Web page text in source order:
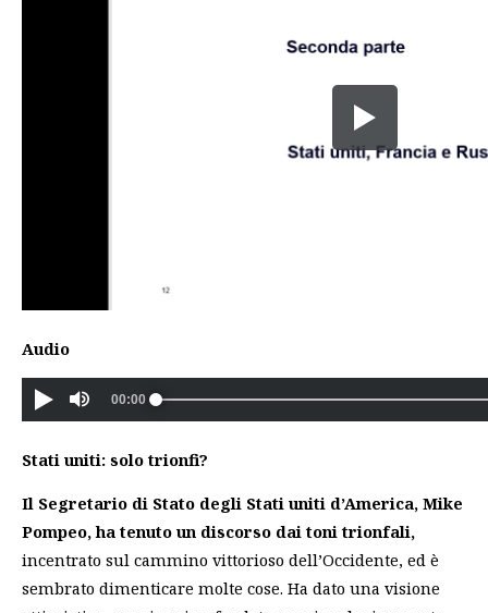
Audio
Stati uniti: solo trionfi?
Il Segretario di Stato degli Stati uniti d’America, Mike
Pompeo, ha tenuto un discorso dai toni trionfali,
incentrato sul cammino vittorioso dell’Occidente, ed è
sembrato dimenticare molte cose. Ha dato una visione